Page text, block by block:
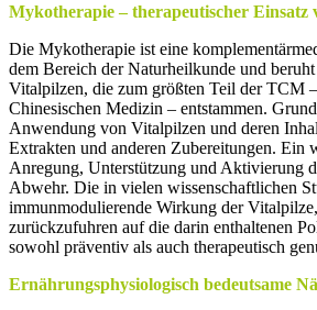
Mykotherapie – therapeutischer Einsatz
Die Mykotherapie ist eine
dem Bereich der Naturheilkunde und
Vitalpilzen, die zum größten Teil der TCM
Chinesischen Medizin – entstammen.
Anwendung von Vitalpilzen und deren
Extrakten und anderen Zubereitungen. Ein
Anregung, Unterstützung und Aktivierung
Abwehr. Die in vielen wissenschaftlichen
immunmodulierende Wirkung der
zurückzufuhren auf die darin enthaltenen
sowohl präventiv als auch therapeutisch
Ernährungsphysiologisch bedeutsame